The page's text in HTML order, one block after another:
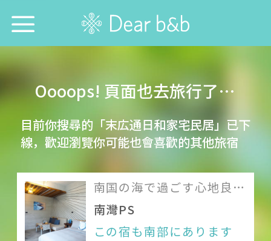
トップページ
防疫優良店
誰と行きたい？
どの宿を探したい？
今週の特集
Oooops! 頁面也去旅行了…
目前你搜尋的「末広通日和家宅民居」已下
線，歡迎瀏覽你可能也會喜歡的其他旅宿
南国の海で過ごす心地良い
休日と、自分宛てのP.S.
南灣PS
この宿も南部にあります